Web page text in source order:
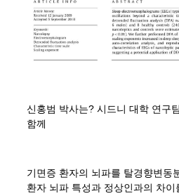
신홍범 박사는? 시드니 대학 연구
함께
기면증 환자의 뇌파를 탈경향변동
환자 뇌파 특성과 정상인과의 차